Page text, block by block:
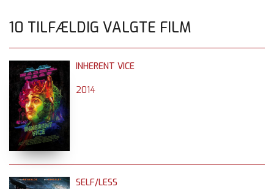
10 TILFÆLDIG VALGTE FILM
INHERENT VICE
2014
SELF/LESS